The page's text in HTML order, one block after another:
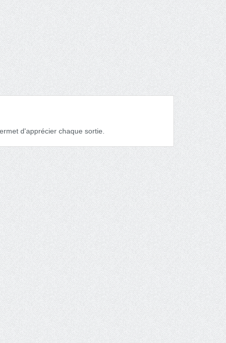
d'apprécier chaque sortie.